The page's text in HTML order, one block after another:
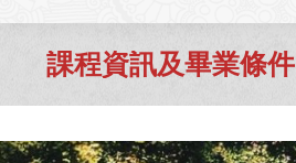
課程資訊及畢業條件